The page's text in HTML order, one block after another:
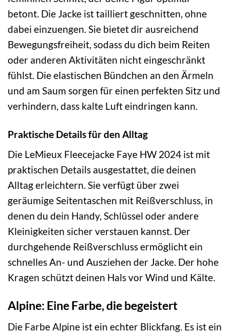
betont. Die Jacke ist tailliert geschnitten, ohne
dabei einzuengen. Sie bietet dir ausreichend
Bewegungsfreiheit, sodass du dich beim Reiten
oder anderen Aktivitäten nicht eingeschränkt
fühlst. Die elastischen Bündchen an den Ärmeln
und am Saum sorgen für einen perfekten Sitz und
verhindern, dass kalte Luft eindringen kann.
Praktische Details für den Alltag
Die LeMieux Fleecejacke Faye HW 2024 ist mit
praktischen Details ausgestattet, die deinen
Alltag erleichtern. Sie verfügt über zwei
geräumige Seitentaschen mit Reißverschluss, in
denen du dein Handy, Schlüssel oder andere
Kleinigkeiten sicher verstauen kannst. Der
durchgehende Reißverschluss ermöglicht ein
schnelles An- und Ausziehen der Jacke. Der hohe
Kragen schützt deinen Hals vor Wind und Kälte.
Alpine: Eine Farbe, die begeistert
Die Farbe Alpine ist ein echter Blickfang. Es ist ein